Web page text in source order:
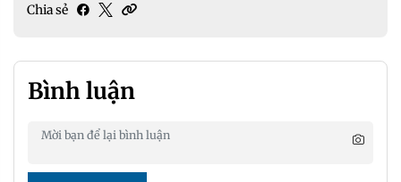
Chia sẻ
Bình luận